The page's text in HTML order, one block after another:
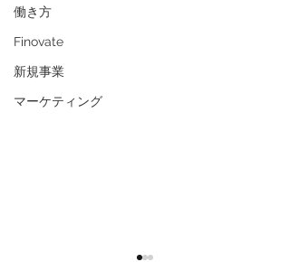
働き方
Finovate
新規事業
マーケティング